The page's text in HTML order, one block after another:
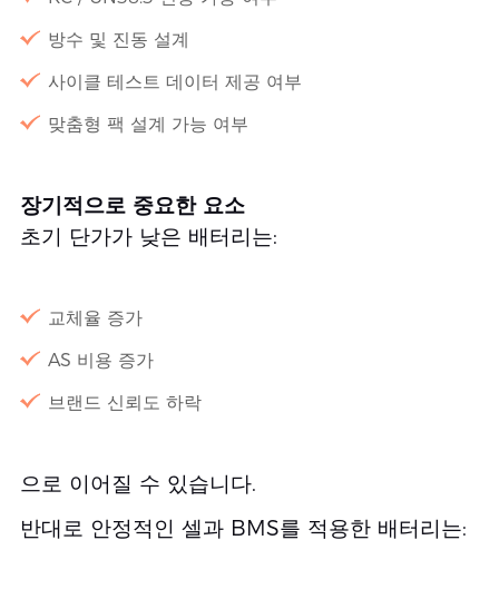
방수 및 진동 설계
사이클 테스트 데이터 제공 여부
맞춤형 팩 설계 가능 여부
장기적으로 중요한 요소
초기 단가가 낮은 배터리는:
교체율 증가
AS 비용 증가
브랜드 신뢰도 하락
으로 이어질 수 있습니다.
반대로 안정적인 셀과 BMS를 적용한 배터리는: